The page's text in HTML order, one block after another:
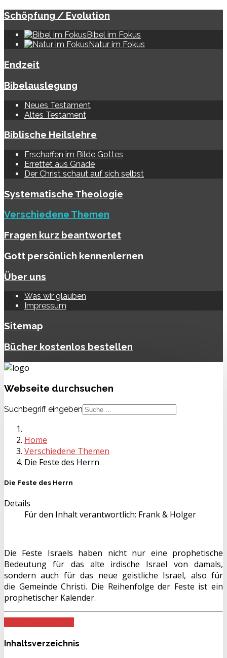
Schöpfung / Evolution
Bibel im Fokus
Natur im Fokus
Endzeit
Bibelauslegung
Neues Testament
Altes Testament
Biblische Heilslehre
Erschaffen im Bilde Gottes
Errettet aus Gnade
Der Christ schaut auf sich selbst
Systematische Theologie
Verschiedene Themen
Fragen kurz beantwortet
Gott persönlich kennenlernen
Über uns
Was wir glauben
Impressum
Sitemap
Bücher kostenlos bestellen
Webseite durchsuchen
Suchbegriff eingeben
Home
Verschiedene Themen
Die Feste des Herrn
Die Feste des Herrn
Details
Für den Inhalt verantwortlich: Frank & Holger
Die Feste Israels haben nicht nur eine prophetische
Bedeutung für das alte irdische Israel von damals,
sondern auch für das neue geistliche Israel, also für
die Gemeinde Christi. Die Reihenfolge der Feste ist ein
prophetischer Kalender.
Inhaltsverzeichnis